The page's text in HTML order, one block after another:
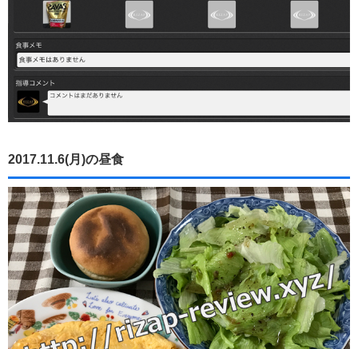
2017.11.6(月)の昼食